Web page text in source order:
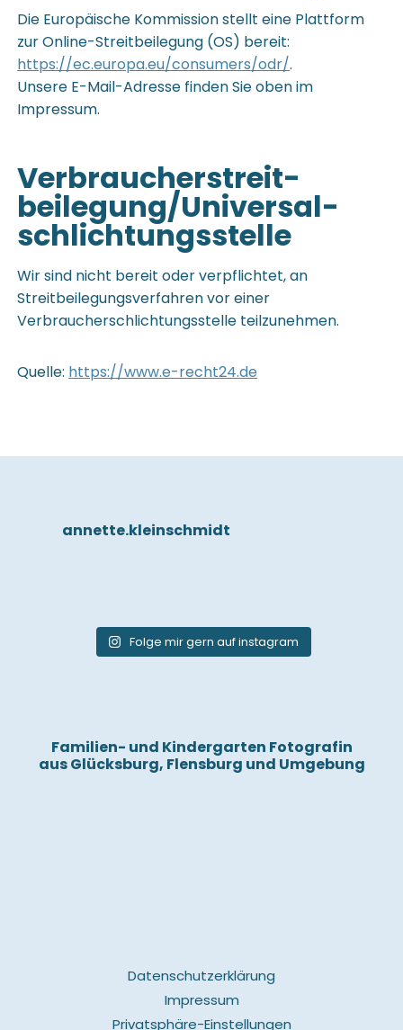
Die Europäische Kommission stellt eine Plattform
zur Online-Streitbeilegung (OS) bereit:
https://ec.europa.eu/consumers/odr/.
Unsere E-Mail-Adresse finden Sie oben im
Impressum.
Verbraucher­streit­
beilegung/Universal­
schlichtungs­stelle
Wir sind nicht bereit oder verpflichtet, an
Streitbeilegungsverfahren vor einer
Verbraucherschlichtungsstelle teilzunehmen.
Quelle: https://www.e-recht24.de
annette.kleinschmidt
Folge mir gern auf instagram
Familien- und Kindergarten Fotografin
aus Glücksburg, Flensburg und Umgebung
Datenschutzerklärung
Impressum
Privatsphäre-Einstellungen